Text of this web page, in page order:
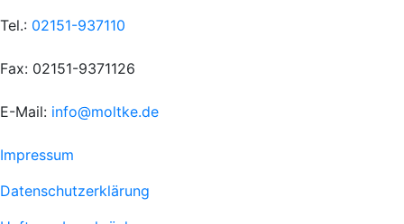
Tel.: 02151-937110
Fax: 02151-9371126
E-Mail: info@moltke.de
Menu
Fußzeile
Impressum
Datenschutzerklärung